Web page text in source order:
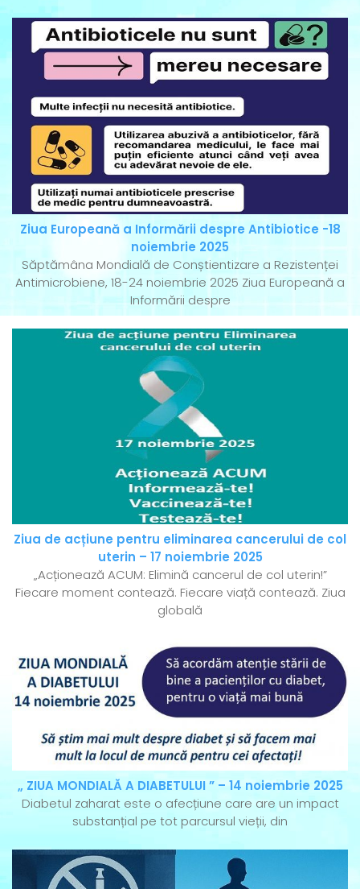
Ziua Europeană a Informării despre Antibiotice -18
noiembrie 2025
Săptămâna Mondială de Conștientizare a Rezistenței
Antimicrobiene, 18-24 noiembrie 2025 Ziua Europeană a
Informării despre
Ziua de acțiune pentru eliminarea cancerului de col
uterin – 17 noiembrie 2025
„Acționează ACUM: Elimină cancerul de col uterin!”
Fiecare moment contează. Fiecare viață contează. Ziua
globală
„ ZIUA MONDIALĂ A DIABETULUI ” – 14 noiembrie 2025
Diabetul zaharat este o afecțiune care are un impact
substanțial pe tot parcursul vieții, din